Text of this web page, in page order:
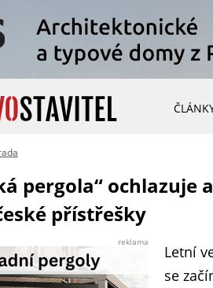
pergola“ ochlazuje
přístřešky
reklama
Letní
se